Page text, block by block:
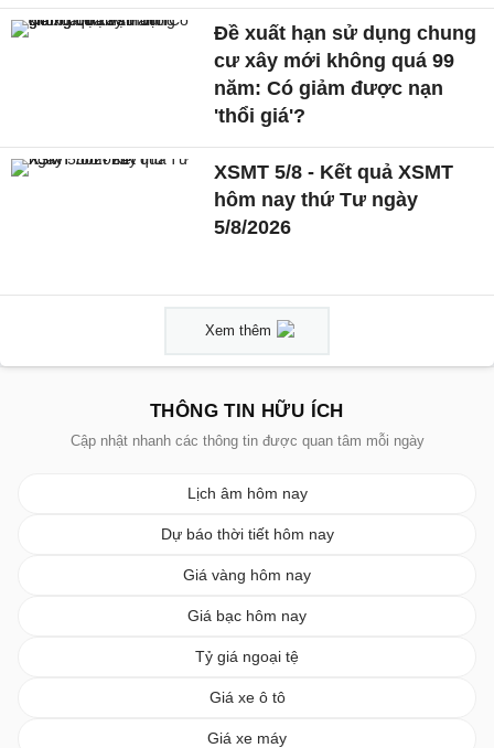
Đề xuất hạn sử dụng chung
cư xây mới không quá 99
năm: Có giảm được nạn
'thổi giá'?
XSMT 5/8 - Kết quả XSMT
hôm nay thứ Tư ngày
5/8/2026
Xem thêm
THÔNG TIN HỮU ÍCH
Cập nhật nhanh các thông tin được quan tâm mỗi ngày
Lịch âm hôm nay
Dự báo thời tiết hôm nay
Giá vàng hôm nay
Giá bạc hôm nay
Tỷ giá ngoại tệ
Giá xe ô tô
Giá xe máy